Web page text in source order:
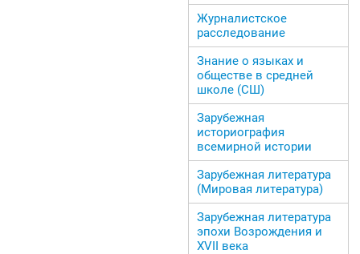
Журналистское
расследование
Знание о языках и
обществе в средней
школе (СШ)
Зарубежная
историография
всемирной истории
Зарубежная литература
(Мировая литература)
Зарубежная литература
эпохи Возрождения и
ХVII века